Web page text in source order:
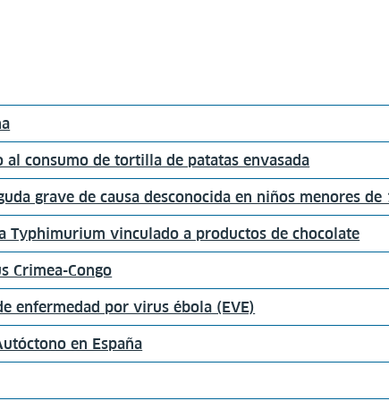
al consumo de tortilla de patatas envasada
grave de causa desconocida en niños menores de
Typhimurium vinculado a productos de chocolate
Crimea-Congo
enfermedad por virus ébola (EVE)
en España